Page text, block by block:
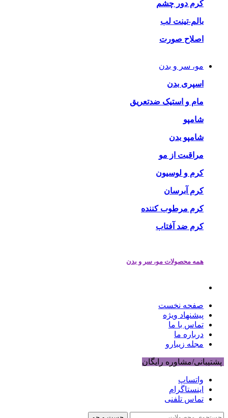
کرم دور چشم
بالم-تینت لب
اصلاح صورت
مو، سر و بدن
اسپری بدن
مام و استیک ضدتعریق
شامپو
شامپو بدن
مراقبت از مو
کرم و لوسیون
کرم آبرسان
کرم مرطوب کننده
کرم ضد آفتاب
همه محصولات مو، سر و بدن
صفحه نخست
پیشنهاد ویژه
تماس با ما
درباره ما
مجله زیبارو
پشتیبانی/مشاوره رایگان
واتساپ
اینستاگرام
تماس تلفنی